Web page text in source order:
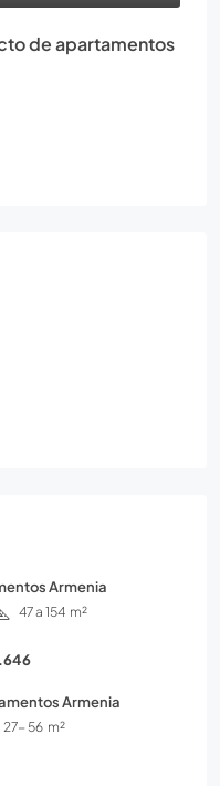
de apartamentos
Armenia
47 a 154 m²
Armenia
27- 56 m²